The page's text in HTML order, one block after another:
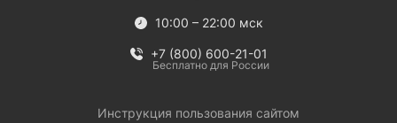
10:00 – 22:00 мск
+7 (800) 600-21-01
Бесплатно для России
Инструкция пользования сайтом